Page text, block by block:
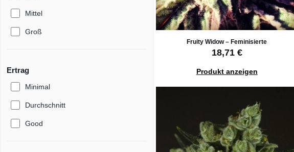
Mittel
Groß
Ertrag
Minimal
Durchschnitt
Good
Fruity Widow – Feminisierte
18,71 €
Produkt anzeigen